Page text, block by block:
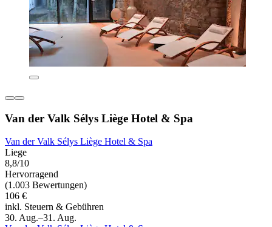
Van der Valk Sélys Liège Hotel & Spa
Van der Valk Sélys Liège Hotel & Spa
Liege
8,8/10
Hervorragend
(1.003 Bewertungen)
106 €
inkl. Steuern & Gebühren
30. Aug.–31. Aug.